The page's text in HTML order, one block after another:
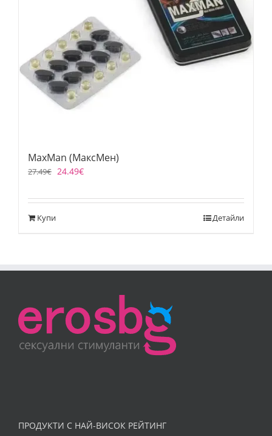
MaxMan (МаксМен)
27.49€ 24.49€
Купи Детайли
ПРОДУКТИ С НАЙ-ВИСОК РЕЙТИНГ